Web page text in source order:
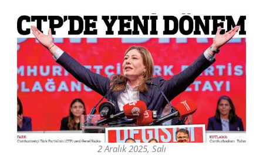
2 Aralık 2025, Salı